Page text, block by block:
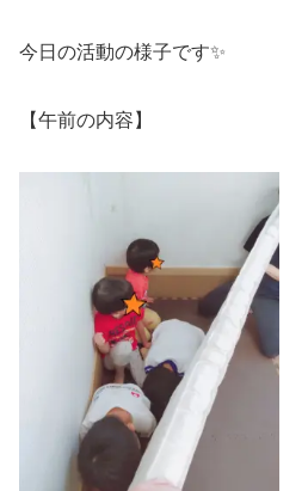
今日の活動の様子です✨
【午前の内容】